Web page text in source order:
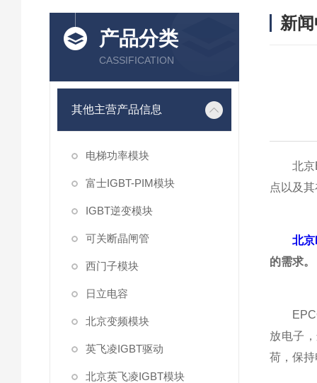
产品分类
CASSIFICATION
其他主营产品信息
电梯功率模块
富士IGBT-PIM模块
IGBT逆变模块
可关断晶闸管
西门子模块
日立电容
北京变频模块
英飞凌IGBT驱动
北京英飞凌IGBT模块
新
北京
点以及
北
的需求。
放电子
荷，保